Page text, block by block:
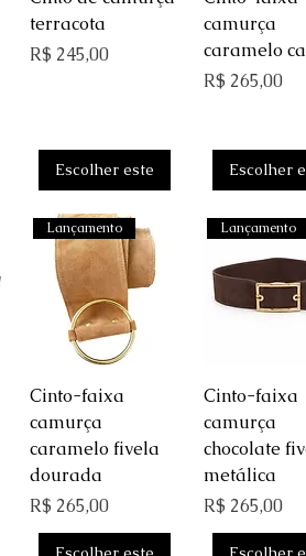
terracota
Preço
R$ 245,00
Escolher este
camurça
caramelo
Preço
R$ 265,00
Escolher
Visualização rápida
Lançamento
Cinto-faixa
camurça
caramelo fivela
dourada
Preço
R$ 265,00
Visualização
Lançamento
Cinto-faixa
camurça
chocolate
metálica
Preço
R$ 265,00